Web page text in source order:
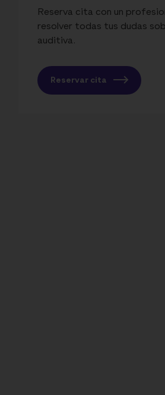
Reserva cita con un
resolver todas tus dudas
auditiva.
Reservar cita